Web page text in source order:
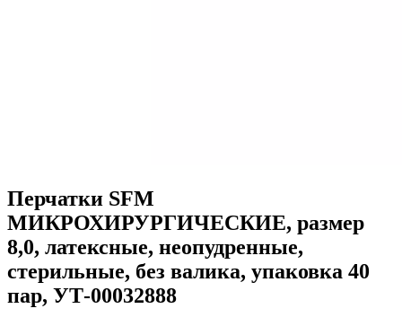
Перчатки SFM
МИКРОХИРУРГИЧЕСКИЕ, размер
8,0, латексные, неопудренные,
стерильные, без валика, упаковка 40
пар, УТ-00032888